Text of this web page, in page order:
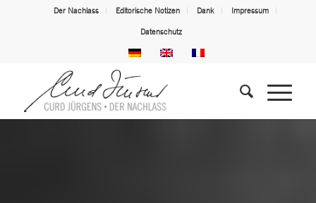
Der Nachlass Editorische Notizen Dank Impressum
Datenschutz